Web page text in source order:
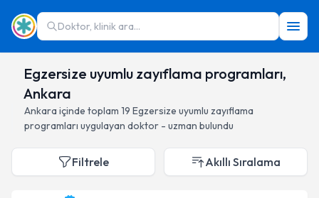
Doktor, klinik ara...
Egzersize uyumlu zayıflama programları,
Ankara
Ankara içinde toplam 19 Egzersize uyumlu zayıflama
programları uygulayan doktor - uzman bulundu
Filtrele Akıllı Sıralama